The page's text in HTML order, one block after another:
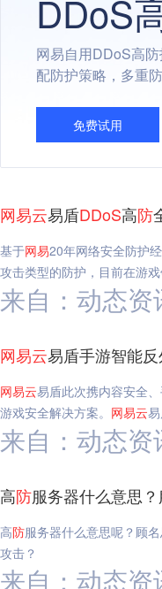
DDoS
网易自用DDoS高
配防护策略，多重
免费试用
网易云易盾DDoS高防
基于网易20年网络安全防护经
攻击类型的防护，目前在游
来自：动态资
网易云易盾手游智能
网易云易盾此次携内容安全
游戏安全解决方案。 网易云
来自：动态资
高防服务器什么意思
高防服务器什么意思呢？顾
攻击？
来自：动态资